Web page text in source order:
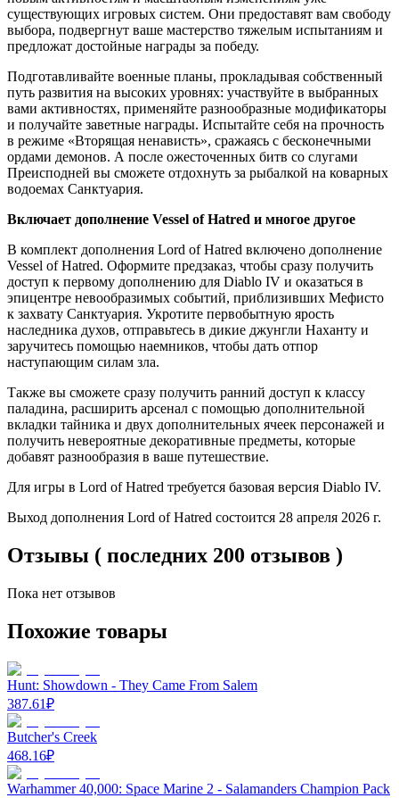
существующих игровых систем. Они предоставят вам свободу
выбора, подвергнут ваше мастерство тяжелым испытаниям и
предложат достойные награды за победу.
Подготавливайте военные планы, прокладывая собственный
путь развития на высоких уровнях: участвуйте в выбранных
вами активностях, применяйте разнообразные модификаторы
и получайте заветные награды. Испытайте себя на прочность
в режиме «Вторящая ненависть», сражаясь с бесконечными
ордами демонов. А после ожесточенных битв со слугами
Преисподней вы сможете отдохнуть за рыбалкой на коварных
водоемах Санктуария.
Включает дополнение Vessel of Hatred и многое другое
В комплект дополнения Lord of Hatred включено дополнение
Vessel of Hatred. Оформите предзаказ, чтобы сразу получить
доступ к первому дополнению для Diablo IV и оказаться в
эпицентре невообразимых событий, приблизивших Мефисто
к захвату Санктуария. Укротите первобытную ярость
наследника духов, отправьтесь в дикие джунгли Наханту и
заручитесь помощью наемников, чтобы дать отпор
наступающим силам зла.
Также вы сможете сразу получить ранний доступ к классу
паладина, расширить арсенал с помощью дополнительной
вкладки тайника и двух дополнительных ячеек персонажей и
получить невероятные декоративные предметы, которые
добавят разнообразия в ваше путешествие.
Для игры в Lord of Hatred требуется базовая версия Diablo IV.
Выход дополнения Lord of Hatred состоится 28 апреля 2026 г.
Отзывы ( последних 200 отзывов )
Пока нет отзывов
Похожие товары
Hunt: Showdown - They Came From Salem
387.61₽
Butcher's Creek
468.16₽
Warhammer 40,000: Space Marine 2 - Salamanders Champion Pack